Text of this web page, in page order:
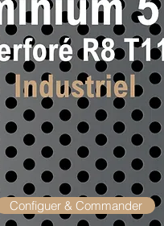
Configuer & Commander